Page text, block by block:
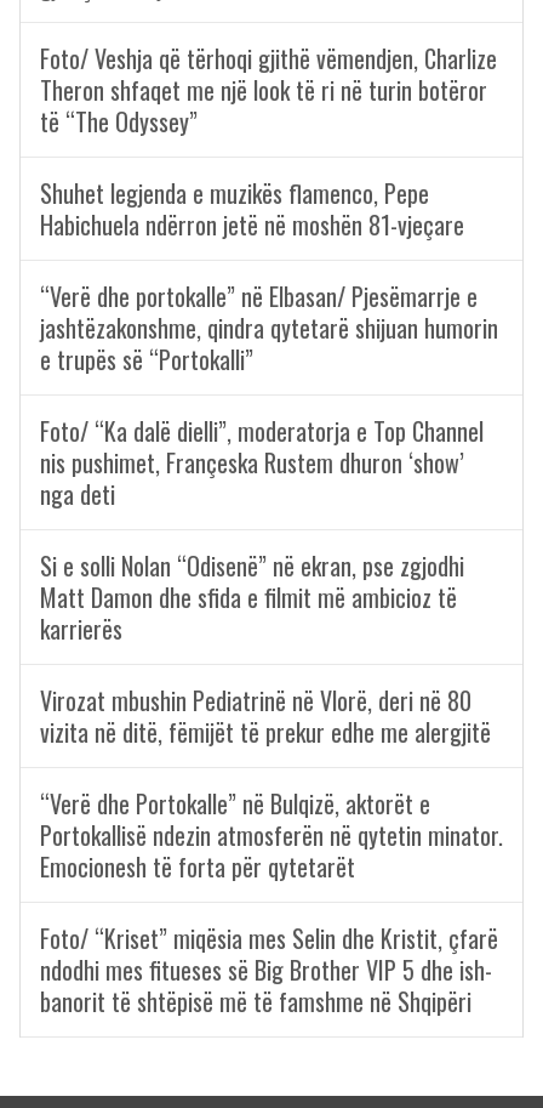
Foto/ Veshja që tërhoqi gjithë vëmendjen, Charlize
Theron shfaqet me një look të ri në turin botëror
të “The Odyssey”
Shuhet legjenda e muzikës flamenco, Pepe
Habichuela ndërron jetë në moshën 81-vjeçare
“Verë dhe portokalle” në Elbasan/ Pjesëmarrje e
jashtëzakonshme, qindra qytetarë shijuan humorin
e trupës së “Portokalli”
Foto/ “Ka dalë dielli”, moderatorja e Top Channel
nis pushimet, Françeska Rustem dhuron ‘show’
nga deti
Si e solli Nolan “Odisenë” në ekran, pse zgjodhi
Matt Damon dhe sfida e filmit më ambicioz të
karrierës
Virozat mbushin Pediatrinë në Vlorë, deri në 80
vizita në ditë, fëmijët të prekur edhe me alergjitë
“Verë dhe Portokalle” në Bulqizë, aktorët e
Portokallisë ndezin atmosferën në qytetin minator.
Emocionesh të forta për qytetarët
Foto/ “Kriset” miqësia mes Selin dhe Kristit, çfarë
ndodhi mes fitueses së Big Brother VIP 5 dhe ish-
banorit të shtëpisë më të famshme në Shqipëri